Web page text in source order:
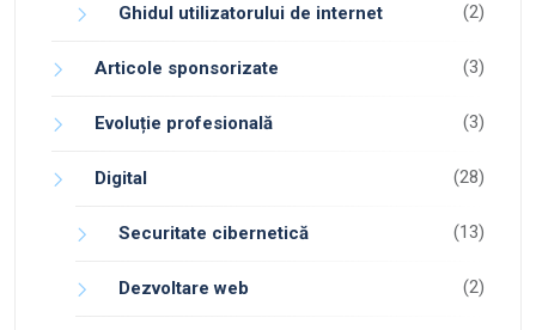
Ghidul utilizatorului de internet (2)
Articole sponsorizate (3)
Evoluție profesională (3)
Digital (28)
Securitate cibernetică (13)
Dezvoltare web (2)